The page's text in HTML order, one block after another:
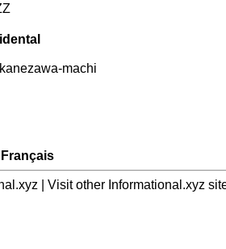
machi
Français
| Visit other Informational.xyz